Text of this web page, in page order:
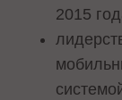
2015